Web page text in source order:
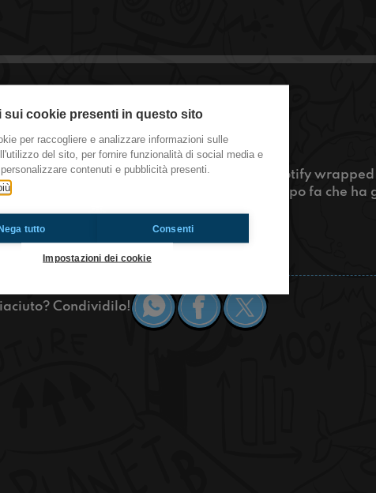
Ballerine e musica
tutti ragazzi! Oggi parleremo dei nostri Spotify wrapped
cortometraggio Disney annunciato poco tempo fa che ha
Condividilo!
sui cookie presenti in questo sito
per raccogliere e analizzare informazioni sulle
del sito, per fornire funzionalità di social media e
contenuti e pubblicità presenti.
tutto Consenti
Impostazioni dei cookie